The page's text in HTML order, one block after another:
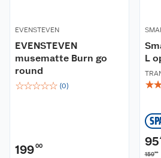
EVENSTEVEN
EVENSTEVEN
musematte Burn go
round
☆☆☆☆☆ (0)
19900
L
☆
95
15900